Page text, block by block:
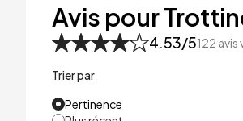
53kg
Avis pour
4.53/5122 avis
Trier par
Pertinence